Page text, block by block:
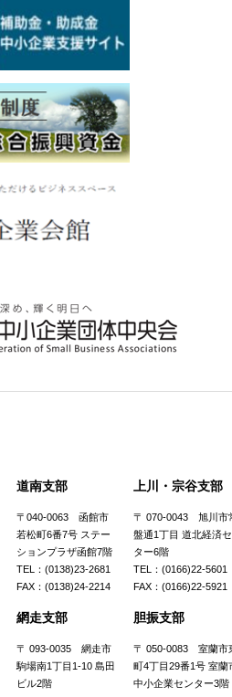
道南支部 上川・宗谷支部
〒040-0063 函館市
若松町6番7号 ステー
ションプラザ函館7階
TEL：(0138)23-2681
FAX：(0138)24-2214
〒 070-0043 旭川市
盤通1丁目 道北経済
ター6階
TEL：(0166)22-5601
FAX：(0166)22-5921
網走支部 胆振支部
〒 093-0035 網走市
駒場南1丁目1-10 島田
ビル2階
〒 050-0083 室蘭市
町4丁目29番1号 室蘭
中小企業センター3階